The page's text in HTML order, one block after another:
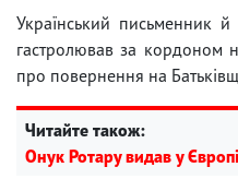
Український письменник
гастролював за кордоном
про повернення на
Читайте також:
Онук Ротару видав у